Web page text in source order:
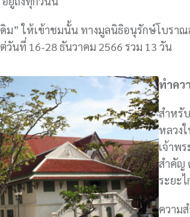
ม” ให้เข้าชมนั้น ทางมูลนิธิอนุรักษ์โบร
วันที่ 16-28 ธันวาคม 2566 รวม 13 วัน
ทำคว
สำหรั
หลวง
เจ้าพ
สำคัญ
ระยะ
ความ